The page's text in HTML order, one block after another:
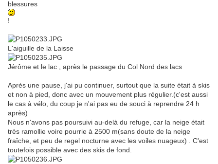
blessures
!
L'aiguille de la Laisse
Jérôme et le lac , après le passage du Col Nord des lacs
Après une pause, j'ai pu continuer, surtout que la suite était à skis
et non à pied, donc avec un mouvement plus régulier.(c'est aussi
le cas à vélo, du coup je n'ai pas eu de souci à reprendre 24 h
après)
Nous n'avons pas poursuivi au-delà du refuge, car la neige était
très ramollie voire pourrie à 2500 m(sans doute de la neige
fraîche, et peu de regel nocturne avec les voiles nuageux) . C'est
toutefois possible avec des skis de fond.